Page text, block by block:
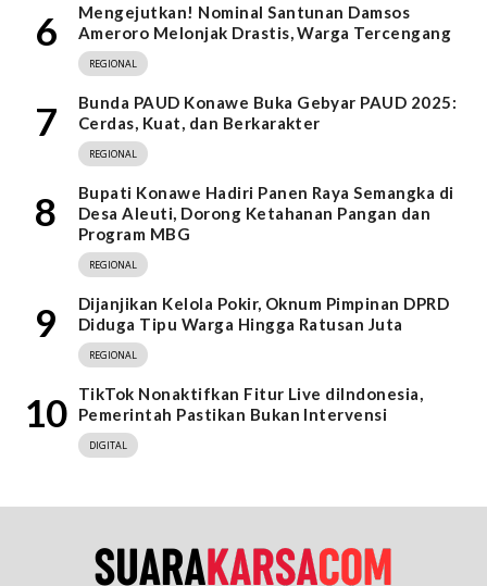
6
Mengejutkan! Nominal Santunan Damsos
Ameroro Melonjak Drastis, Warga Tercengang
REGIONAL
7
Bunda PAUD Konawe Buka Gebyar PAUD 2025:
Cerdas, Kuat, dan Berkarakter
REGIONAL
8
Bupati Konawe Hadiri Panen Raya Semangka di
Desa Aleuti, Dorong Ketahanan Pangan dan
Program MBG
REGIONAL
9
Dijanjikan Kelola Pokir, Oknum Pimpinan DPRD
Diduga Tipu Warga Hingga Ratusan Juta
REGIONAL
10
TikTok Nonaktifkan Fitur Live diIndonesia,
Pemerintah Pastikan Bukan Intervensi
DIGITAL